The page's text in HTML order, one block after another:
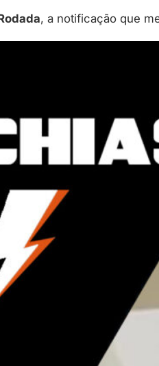
, a notificação que